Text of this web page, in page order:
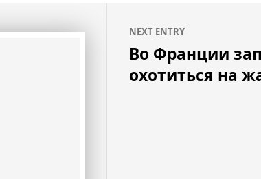
NEXT ENTRY
Во Франции
охотиться на